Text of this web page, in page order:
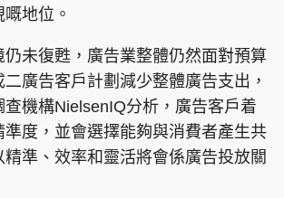
地位。
仍未復甦，廣告業整體仍然面對預算
廣告客戶計劃減少整體廣告支出，
機構NielsenIQ分析，廣告客戶着
準度，並會選擇能夠與消費者產生共
準、效率和靈活將會係廣告投放關